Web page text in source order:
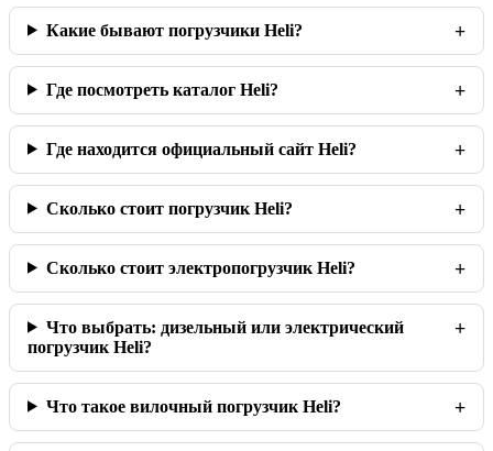
Какие бывают погрузчики Heli?
Где посмотреть каталог Heli?
Где находится официальный сайт Heli?
Сколько стоит погрузчик Heli?
Сколько стоит электропогрузчик Heli?
Что выбрать: дизельный или электрический
погрузчик Heli?
Что такое вилочный погрузчик Heli?